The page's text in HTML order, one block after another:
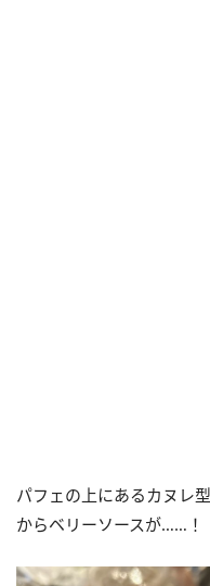
パフェの上にあるカヌレ
からベリーソースが……！